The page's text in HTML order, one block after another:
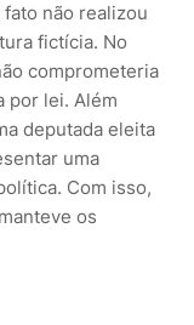
não realizou
fictícia. No
comprometeria
por lei. Além
deputada eleita
uma
Com isso,
os